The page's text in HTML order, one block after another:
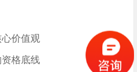
价值观
格底线